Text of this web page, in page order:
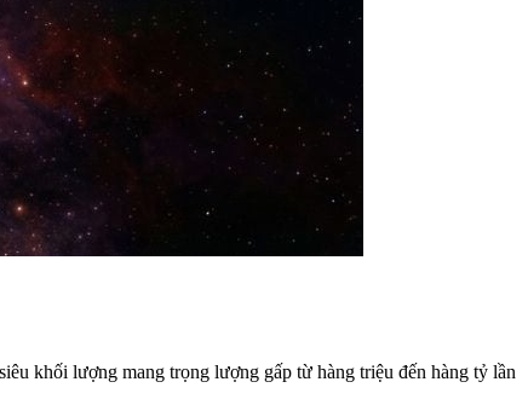
khối lượng mang trọng lượng gấp từ hàng triệu đến hàng tỷ lần